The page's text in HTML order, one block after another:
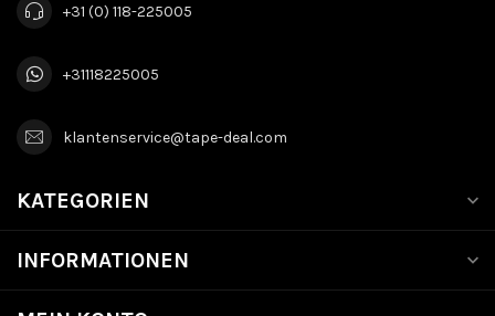
+31 (0) 118-225005
+31118225005
klantenservice@tape-deal.com
KATEGORIEN
INFORMATIONEN